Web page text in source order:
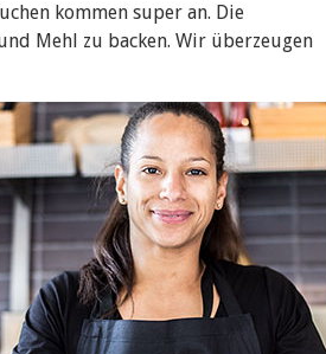
kommen super an. Die
Mehl zu backen. Wir überzeugen